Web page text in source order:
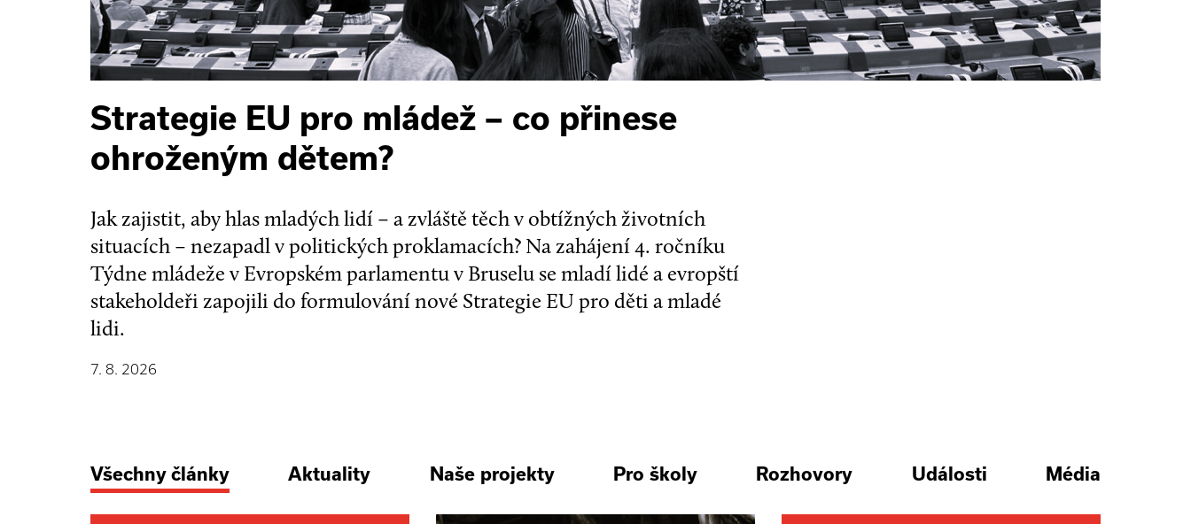
Strategie EU pro mládež – co přinese
ohroženým dětem?
Jak zajistit, aby hlas mladých lidí – a zvláště těch v obtížných životních
situacích – nezapadl v politických proklamacích? Na zahájení 4. ročníku
Týdne mládeže v Evropském parlamentu v Bruselu se mladí lidé a evropští
stakeholdeři zapojili do formulování nové Strategie EU pro děti a mladé
lidi.
7. 8. 2026
Všechny články Aktuality Naše projekty Pro školy Rozhovory Události Média